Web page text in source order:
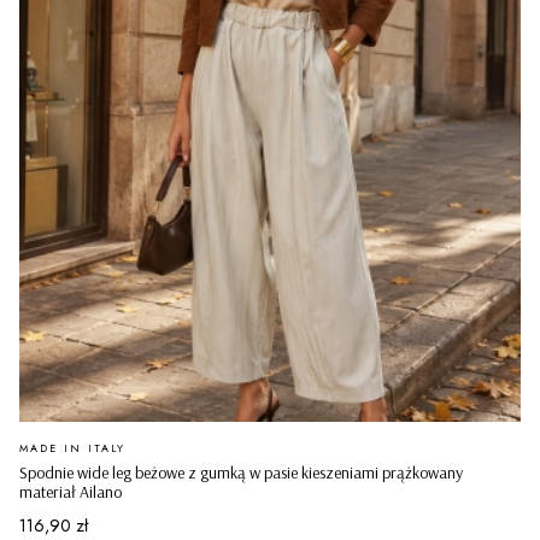
Spodnie wide leg beżowe z gumką w pasie kieszeniami prążkowany
materiał Ailano
PRODUCENT
MADE IN ITALY
Cena
116,90 zł